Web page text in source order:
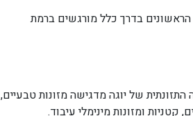
הראשונים בדרך כלל מורגשים ברמת
של יוגה מדגישה מזונות טבעיים,
ומזונות מינימלי עיבוד.